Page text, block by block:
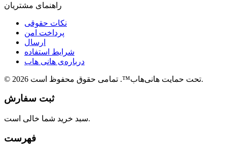
راهنمای مشتریان
نکات حقوقی
پرداخت امن
ارسال
شرایط استفاده
درباره‌ی هانی هاب
© 2026 تحت حمایت هانی‌هاب™. تمامی حقوق محفوظ است.
ثبت سفارش
سبد خرید شما خالی است.
فهرست